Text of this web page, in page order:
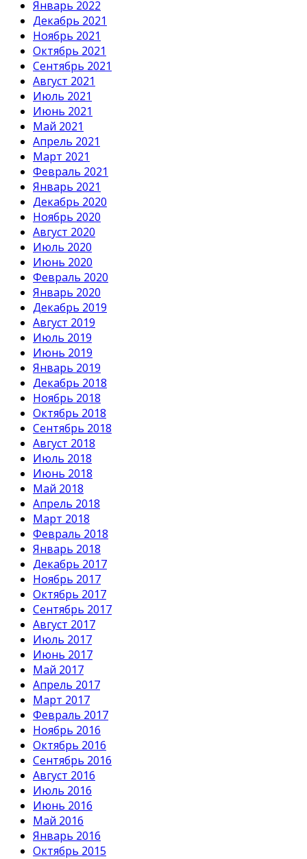
Январь 2022
Декабрь 2021
Ноябрь 2021
Октябрь 2021
Сентябрь 2021
Август 2021
Июль 2021
Июнь 2021
Май 2021
Апрель 2021
Март 2021
Февраль 2021
Январь 2021
Декабрь 2020
Ноябрь 2020
Август 2020
Июль 2020
Июнь 2020
Февраль 2020
Январь 2020
Декабрь 2019
Август 2019
Июль 2019
Июнь 2019
Январь 2019
Декабрь 2018
Ноябрь 2018
Октябрь 2018
Сентябрь 2018
Август 2018
Июль 2018
Июнь 2018
Май 2018
Апрель 2018
Март 2018
Февраль 2018
Январь 2018
Декабрь 2017
Ноябрь 2017
Октябрь 2017
Сентябрь 2017
Август 2017
Июль 2017
Июнь 2017
Май 2017
Апрель 2017
Март 2017
Февраль 2017
Ноябрь 2016
Октябрь 2016
Сентябрь 2016
Август 2016
Июль 2016
Июнь 2016
Май 2016
Январь 2016
Октябрь 2015